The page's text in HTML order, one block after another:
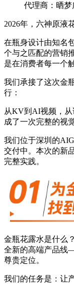
代理商：晒梦
2026年，六神原液
在瓶身设计由知名
个与之匹配的营销
是在消费者每一个
我们承接了这次金
行：
从KV到AI视频，
成了一次完整的视
我们位于深圳的
交付中。本次的新
完整实践。
金瓶花露水是什么
全新的高端产品线
尊贵定位。
我们的任务是：让